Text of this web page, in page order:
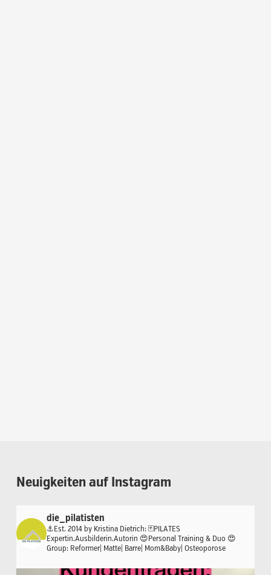
Neuigkeiten auf Instagram
die_pilatisten
⚓️Est. 2014 by Kristina Dietrich: 🃏PILATES
Expertin.Ausbilderin.Autorin 😍Personal Training & Duo 😍
Group: Reformer| Matte| Barre| Mom&Baby| Osteoporose